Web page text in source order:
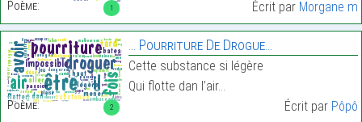
1
Poème:
Écrit par Morgane m
2
Poème:
… Pourriture De Drogue…
Cette substance si légère
Qui flotte dan l’air…
Écrit par Pôpô